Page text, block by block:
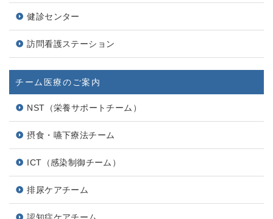
健診センター
訪問看護ステーション
チーム医療のご案内
NST（栄養サポートチーム）
摂食・嚥下療法チーム
ICT（感染制御チーム）
排尿ケアチーム